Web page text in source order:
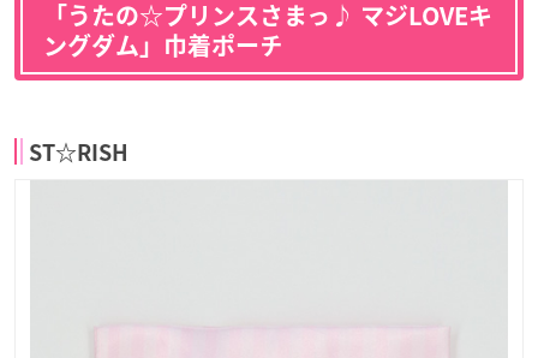
「うたの☆プリンスさまっ♪ マジLOVEキ
ングダム」巾着ポーチ
ST☆RISH